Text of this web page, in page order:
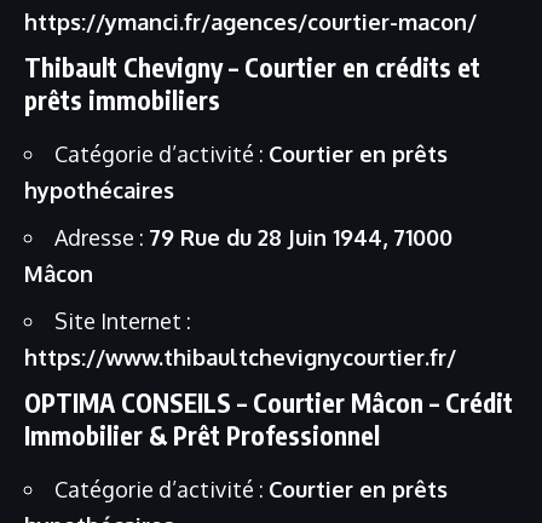
https://ymanci.fr/agences/courtier-macon/
Thibault Chevigny – Courtier en crédits et
prêts immobiliers
Catégorie d’activité : Courtier en prêts
hypothécaires
Adresse : 79 Rue du 28 Juin 1944, 71000
Mâcon
Site Internet :
https://www.thibaultchevignycourtier.fr/
OPTIMA CONSEILS – Courtier Mâcon – Crédit
Immobilier & Prêt Professionnel
Catégorie d’activité : Courtier en prêts